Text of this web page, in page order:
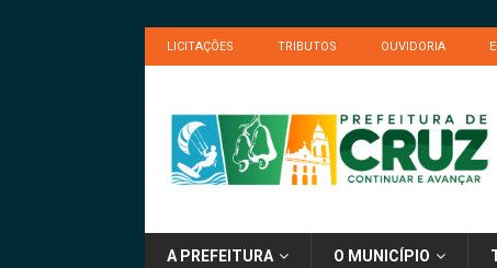
LICITAÇÕES TRIBUTOS OUVIDORIA
A PREFEITURA O MUNICÍPIO